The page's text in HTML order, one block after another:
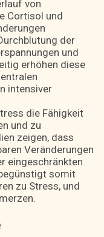
von
Cortisol und
der
und
erhöhen diese
intensiver
die Fähigkeit
und zu
zeigen, dass
Veränderungen
eingeschränkten
somit
zu Stress, und